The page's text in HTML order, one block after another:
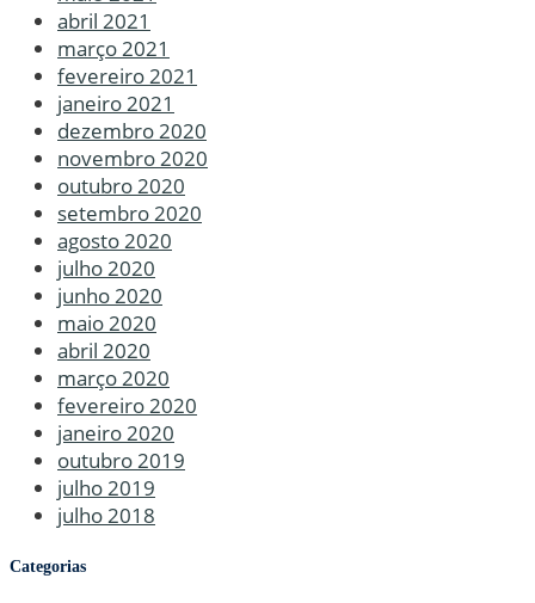
abril 2021
março 2021
fevereiro 2021
janeiro 2021
dezembro 2020
novembro 2020
outubro 2020
setembro 2020
agosto 2020
julho 2020
junho 2020
maio 2020
abril 2020
março 2020
fevereiro 2020
janeiro 2020
outubro 2019
julho 2019
julho 2018
Categorias